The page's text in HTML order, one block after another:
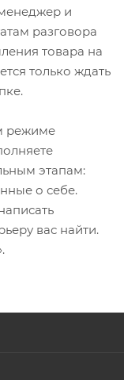
и
разговора
товара на
только ждать
режиме
этапам:
о себе.
вас найти.